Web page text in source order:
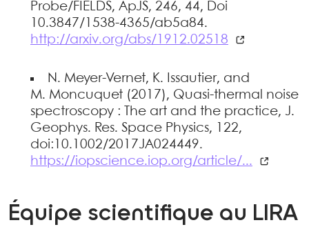
Probe/FIELDS, ApJS, 246, 44, Doi
10.3847/1538-4365/ab5a84.
http://arxiv.org/abs/1912.02518
N. Meyer-Vernet, K. Issautier, and
M. Moncuquet (2017), Quasi-thermal noise
spectroscopy : The art and the practice, J.
Geophys. Res. Space Physics, 122,
doi:10.1002/2017JA024449.
https://iopscience.iop.org/article/...
Équipe scientifique au LIRA